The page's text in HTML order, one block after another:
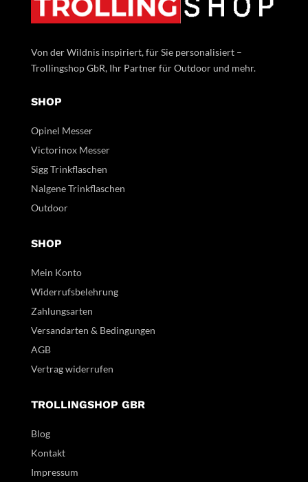
Von der Wildnis inspiriert, für Sie personalisiert –
Trollingshop GbR, Ihr Partner für Outdoor und mehr.
SHOP
Opinel Messer
Victorinox Messer
Sigg Trinkflaschen
Nalgene Trinkflaschen
Outdoor
SHOP
Mein Konto
Widerrufsbelehrung
Zahlungsarten
Versandarten & Bedingungen
AGB
Vertrag widerrufen
TROLLINGSHOP GBR
Blog
Kontakt
Impressum